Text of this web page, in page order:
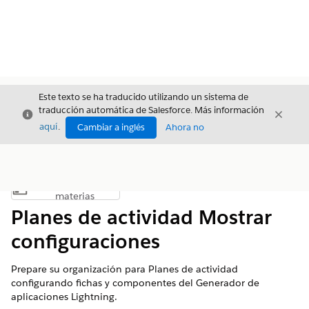
Cerrar
Este texto se ha traducido utilizando un sistema de
traducción automática de Salesforce. Más información
aquí. Cambiar a inglés Ahora no
Cerrar
Mostrar índice de materias
materias
Planes de actividad Mostrar
configuraciones
Prepare su organización para Planes de actividad
configurando fichas y componentes del Generador de
aplicaciones Lightning.